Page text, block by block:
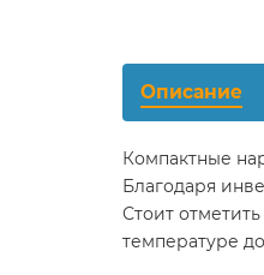
Описание
Компактные
Благодаря
Стоит
температуре